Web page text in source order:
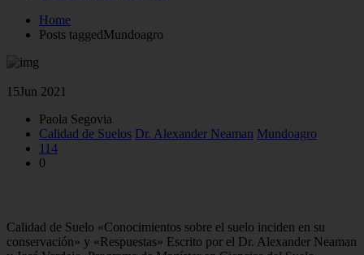
Home
Posts taggedMundoagro
15Jun 2021
Paola Segovia
Calidad de Suelos Dr. Alexander Neaman Mundoagro
114
0
Calidad de Suelo «Conocimientos sobre el suelo inciden en su
conservación» y «Respuestas» Escrito por el Dr. Alexander Neaman